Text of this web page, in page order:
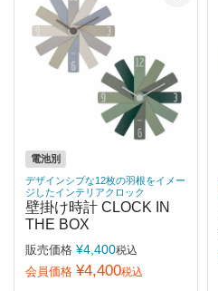
電池別
デザインシブな12枚の羽根をイメー
ジしたインテリアクロック
壁掛け時計 CLOCK IN
THE BOX
販売価格 ¥4,400税込
会員価格 ¥4,400税込